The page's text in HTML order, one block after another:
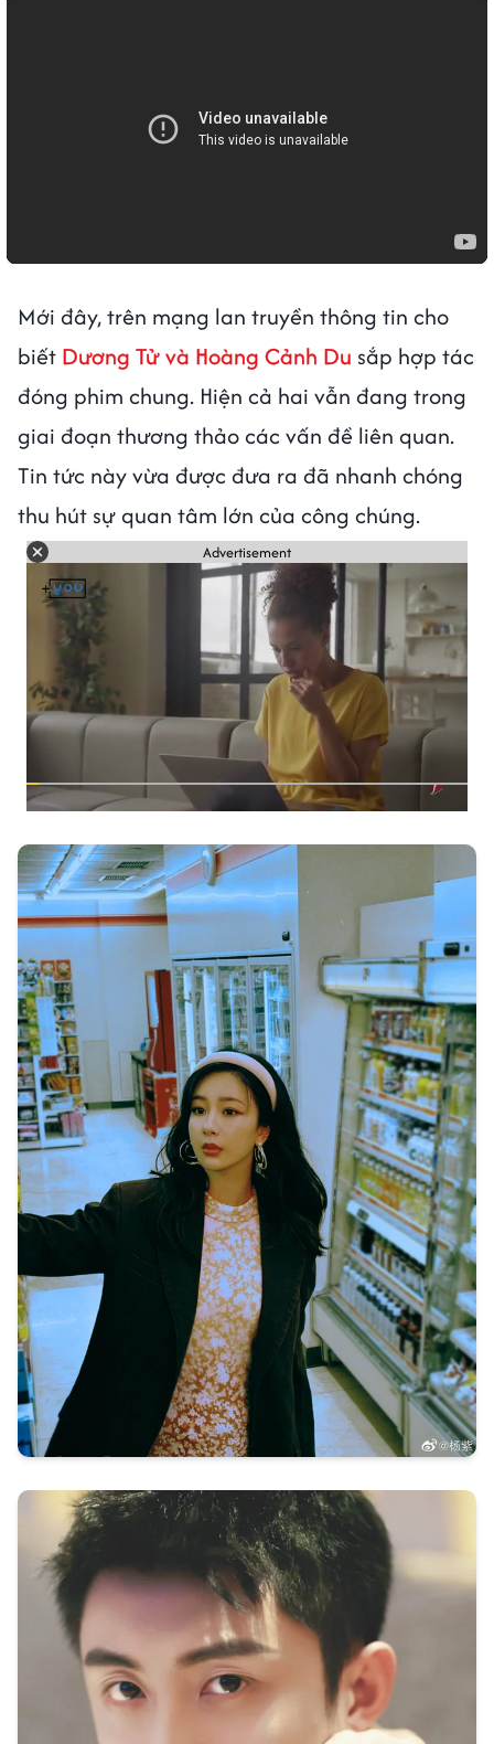
Mới đây, trên mạng lan truyền thông tin cho
biết Dương Tử và Hoàng Cảnh Du sắp hợp tác
đóng phim chung. Hiện cả hai vẫn đang trong
giai đoạn thương thảo các vấn đề liên quan.
Tin tức này vừa được đưa ra đã nhanh chóng
thu hút sự quan tâm lớn của công chúng.
Advertisement